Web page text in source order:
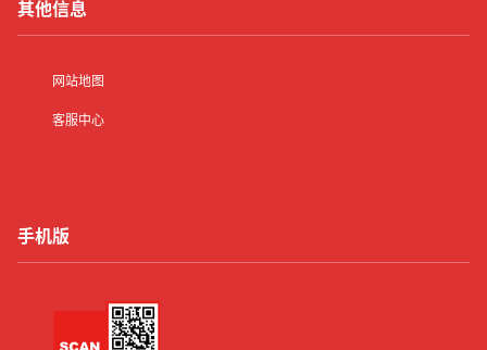
其他信息
网站地图
客服中心
手机版